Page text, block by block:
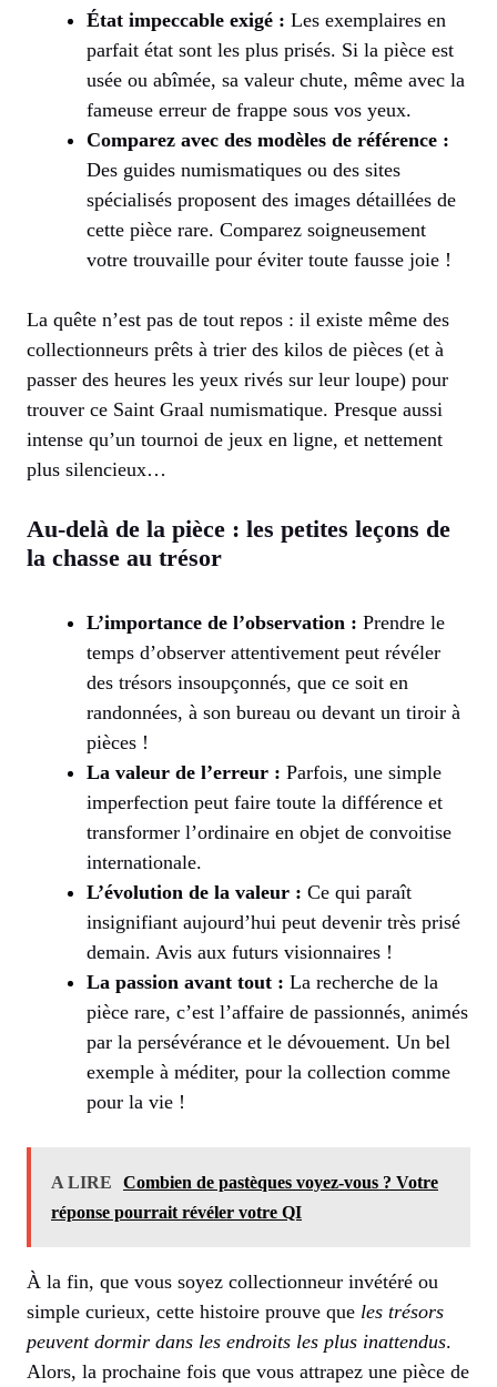
État impeccable exigé : Les exemplaires en
parfait état sont les plus prisés. Si la pièce est
usée ou abîmée, sa valeur chute, même avec la
fameuse erreur de frappe sous vos yeux.
Comparez avec des modèles de référence :
Des guides numismatiques ou des sites
spécialisés proposent des images détaillées de
cette pièce rare. Comparez soigneusement
votre trouvaille pour éviter toute fausse joie !
La quête n’est pas de tout repos : il existe même des
collectionneurs prêts à trier des kilos de pièces (et à
passer des heures les yeux rivés sur leur loupe) pour
trouver ce Saint Graal numismatique. Presque aussi
intense qu’un tournoi de jeux en ligne, et nettement
plus silencieux…
Au-delà de la pièce : les petites leçons de
la chasse au trésor
L’importance de l’observation : Prendre le
temps d’observer attentivement peut révéler
des trésors insoupçonnés, que ce soit en
randonnées, à son bureau ou devant un tiroir à
pièces !
La valeur de l’erreur : Parfois, une simple
imperfection peut faire toute la différence et
transformer l’ordinaire en objet de convoitise
internationale.
L’évolution de la valeur : Ce qui paraît
insignifiant aujourd’hui peut devenir très prisé
demain. Avis aux futurs visionnaires !
La passion avant tout : La recherche de la
pièce rare, c’est l’affaire de passionnés, animés
par la persévérance et le dévouement. Un bel
exemple à méditer, pour la collection comme
pour la vie !
A LIRE
Combien de pastèques voyez-vous ? Votre
réponse pourrait révéler votre QI
À la fin, que vous soyez collectionneur invétéré ou
simple curieux, cette histoire prouve que les trésors
peuvent dormir dans les endroits les plus inattendus.
Alors, la prochaine fois que vous attrapez une pièce de